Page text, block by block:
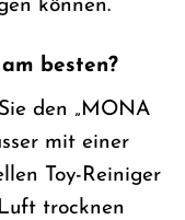
können.
besten?
den „MONA
mit einer
Toy-Reiniger
trocknen